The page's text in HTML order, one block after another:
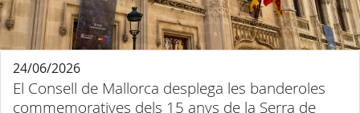
El Consell de Mallorca desplega les banderoles
commemoratives dels 15 anys de la Serra de
24/06/2026